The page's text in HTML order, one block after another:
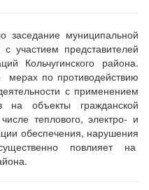
заседание муниципальной
с участием представителей
Кольчугинского района.
мерах по противодействию
с применением
на объекты гражданской
теплового, электро- и
обеспечения, нарушения
повлияет на